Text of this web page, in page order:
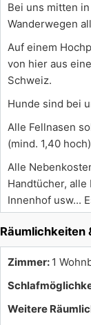
Bei uns mitten
Wanderwegen
Auf einem
von hier aus
Schweiz.
Hunde sind bei
Alle Fellnasen
(mind. 1,40
Alle
Handtücher,
Innenhof usw...
Räumlichkeiten
Zimmer: 1
Weitere